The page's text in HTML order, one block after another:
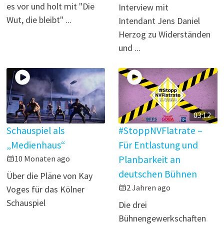
es vor und holt mit "Die
Wut, die bleibt" ...
Interview mit
Intendant Jens Daniel
Herzog zu Widerständen
und ...
Schauspiel als
„Medienhaus“
10 Monaten ago
Über die Pläne von Kay
Voges für das Kölner
Schauspiel
03:12
#StoppNVFlatrate –
Für Entlastung und
Planbarkeit an
deutschen Bühnen
2 Jahren ago
Die drei
Bühnengewerkschaften